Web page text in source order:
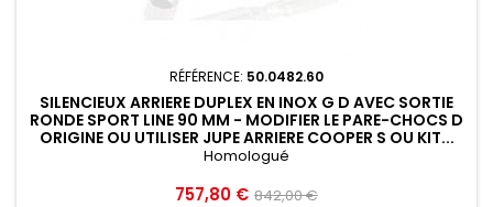
RÉFÉRENCE: 50.0482.60
SILENCIEUX ARRIERE DUPLEX EN INOX G D AVEC SORTIE
RONDE SPORT LINE 90 MM - MODIFIER LE PARE-CHOCS D
ORIGINE OU UTILISER JUPE ARRIERE COOPER S OU KIT...
Homologué
Prix
757,80 € Prix
842,00 €